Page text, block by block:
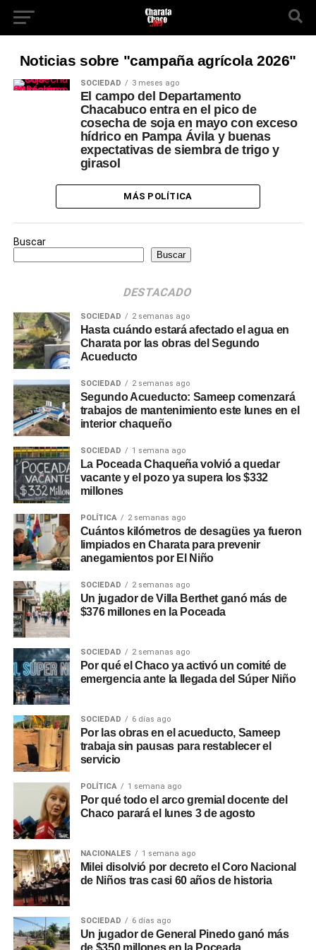
Noticias sobre "campaña agrícola 2026"
SOCIEDAD 3 meses ago
El campo del Departamento
Chacabuco entra en el pico de
cosecha de soja en mayo con exceso
hídrico en Pampa Ávila y buenas
expectativas de siembra de trigo y
girasol
MÁS POLÍTICA
Buscar
Buscar
DESTACADO
SOCIEDAD 2 semanas ago
Hasta cuándo estará afectado el agua en
Charata por las obras del Segundo
Acueducto
SOCIEDAD 2 semanas ago
Segundo Acueducto: Sameep comenzará
trabajos de mantenimiento este lunes en el
interior chaqueño
SOCIEDAD 1 semana ago
La Poceada Chaqueña volvió a quedar
vacante y el pozo ya supera los $332
millones
POLÍTICA 2 semanas ago
Cuántos kilómetros de desagües ya fueron
limpiados en Charata para prevenir
anegamientos por El Niño
SOCIEDAD 2 semanas ago
Un jugador de Villa Berthet ganó más de
$376 millones en la Poceada
SOCIEDAD 2 semanas ago
Por qué el Chaco ya activó un comité de
emergencia ante la llegada del Súper Niño
SOCIEDAD 6 días ago
Por las obras en el acueducto, Sameep
trabaja sin pausas para restablecer el
servicio
POLÍTICA 1 semana ago
Por qué todo el arco gremial docente del
Chaco parará el lunes 3 de agosto
NACIONALES 1 semana ago
Milei disolvió por decreto el Coro Nacional
de Niños tras casi 60 años de historia
SOCIEDAD 6 días ago
Un jugador de General Pinedo ganó más
de $350 millones en la Poceada